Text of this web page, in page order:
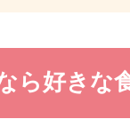
やめさせる方法！浮
ら好きな